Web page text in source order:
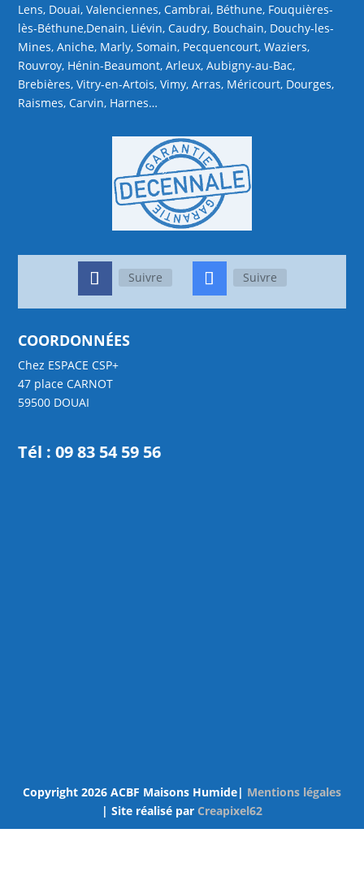
Lens, Douai, Valenciennes, Cambrai, Béthune, Fouquières-
lès-Béthune,Denain, Liévin, Caudry, Bouchain, Douchy-les-
Mines, Aniche, Marly, Somain, Pecquencourt, Waziers,
Rouvroy, Hénin-Beaumont, Arleux, Aubigny-au-Bac,
Brebières, Vitry-en-Artois, Vimy, Arras, Méricourt, Dourges,
Raismes, Carvin, Harnes…
Suivre Suivre
COORDONNÉES
Chez ESPACE CSP+
47 place CARNOT
59500 DOUAI
Tél :09 83 54 59 56
Copyright 2026 ACBF Maisons Humide| Mentions légales
| Site réalisé par Creapixel62